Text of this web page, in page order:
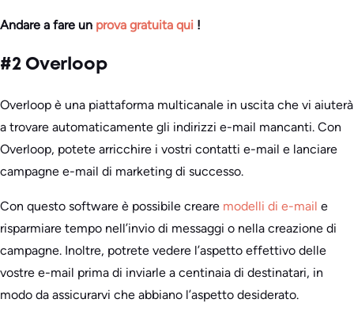
Andare a fare un prova gratuita qui !
#2 Overloop
Overloop è una piattaforma multicanale in uscita che vi aiuterà
a trovare automaticamente gli indirizzi e-mail mancanti. Con
Overloop, potete arricchire i vostri contatti e-mail e lanciare
campagne e-mail di marketing di successo.
Con questo software è possibile creare modelli di e-mail e
risparmiare tempo nell’invio di messaggi o nella creazione di
campagne. Inoltre, potrete vedere l’aspetto effettivo delle
vostre e-mail prima di inviarle a centinaia di destinatari, in
modo da assicurarvi che abbiano l’aspetto desiderato.